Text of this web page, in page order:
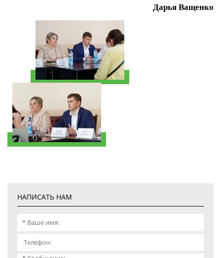
Дарья Ващенко
НАПИСАТЬ НАМ